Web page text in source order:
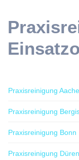
Praxisreinigung
Praxisreinigung
Praxisreinigung Bonn
Praxisreinigung Düren